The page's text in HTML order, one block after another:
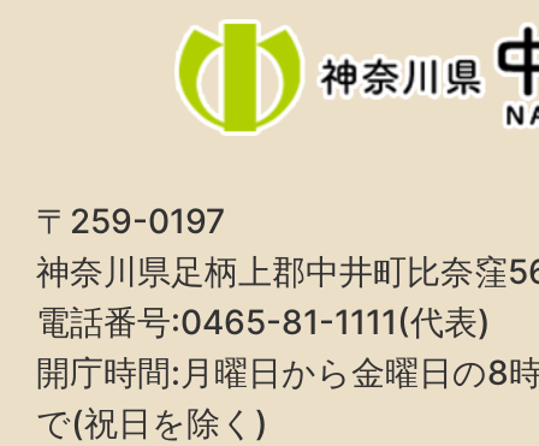
〒259-0197
神奈川県足柄上郡中井町比奈窪
電話番号:0465-81-1111(代表)
開庁時間:月曜日から金曜日の8
で(祝日を除く)